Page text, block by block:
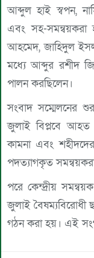
আব্দুল হাই স্বপন,
এবং সহ-সমন্বয়করা
আহমেদ, জাহিদুল
মধ্যে আব্দুর রশীদ
পালন করছিলেন।
সংবাদ সম্মেলনের
জুলাই বিপ্লবে আহত
কামনা এবং
পদত্যাগকৃত
পরে কেন্দ্রীয়
জুলাই বৈষম্যবিরোধী
গঠন করা হয়। এই